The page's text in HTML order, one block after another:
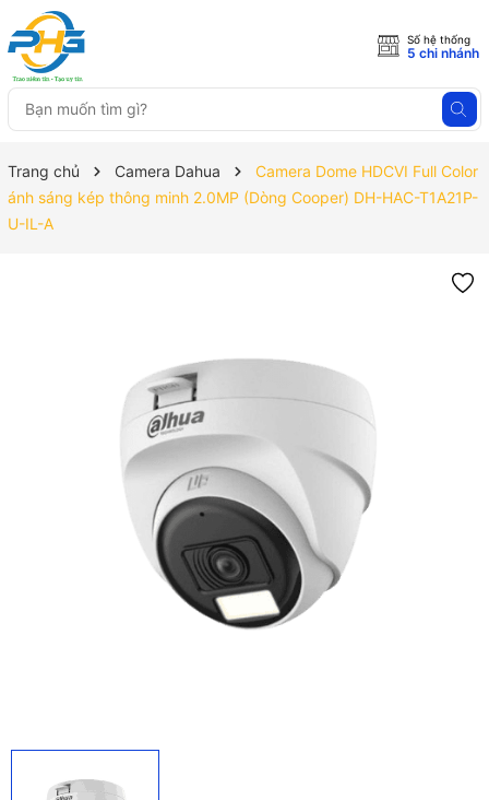
Số hệ thống
5 chi nhánh
Trang chủ Camera Dahua
Camera Dome HDCVI Full Color
ánh sáng kép thông minh 2.0MP (Dòng Cooper) DH-HAC-T1A21P-
U-IL-A